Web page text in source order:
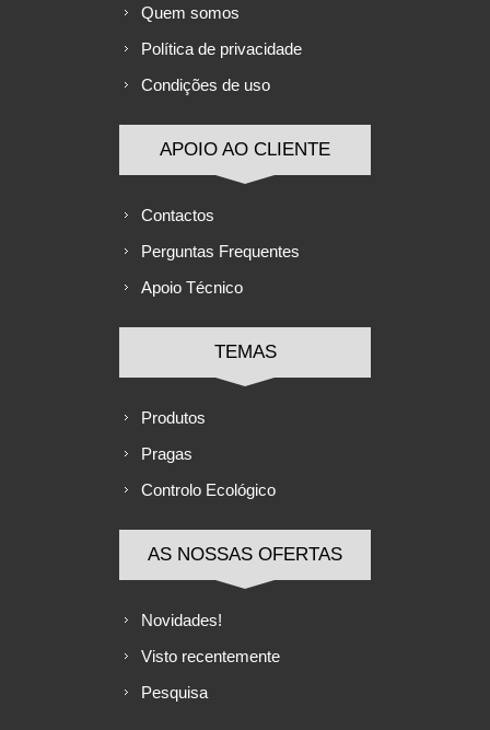
Quem somos
Política de privacidade
Condições de uso
APOIO AO CLIENTE
Contactos
Perguntas Frequentes
Apoio Técnico
TEMAS
Produtos
Pragas
Controlo Ecológico
AS NOSSAS OFERTAS
Novidades!
Visto recentemente
Pesquisa